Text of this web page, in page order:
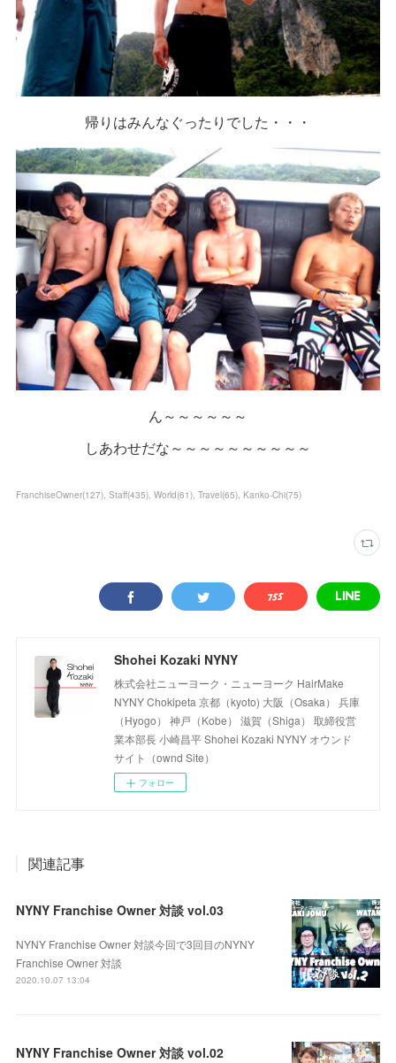
帰りはみんなぐったりでした・・・
ん～～～～～～
しあわせだな～～～～～～～～～～
FranchiseOwner(127) Staff(435) World(61) Travel(65) Kanko-Chi(75)
Shohei Kozaki NYNY
株式会社ニューヨーク・ニューヨーク HairMake
NYNY Chokipeta 京都（kyoto) 大阪（Osaka） 兵庫
（Hyogo） 神戸（Kobe） 滋賀（Shiga） 取締役営
業本部長 小崎昌平 Shohei Kozaki NYNY オウンド
サイト（ownd Site）
フォロー
関連記事
NYNY Franchise Owner 対談 vol.03
NYNY Franchise Owner 対談今回で3回目のNYNY
Franchise Owner 対談
2020.10.07 13:04
NYNY Franchise Owner 対談 vol.02